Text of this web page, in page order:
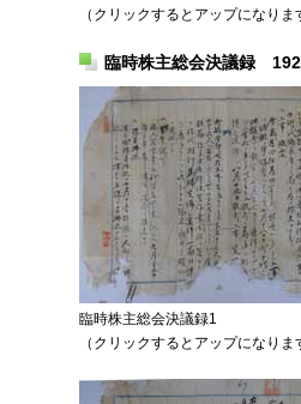
（クリックするとアップになりま
臨時株主総会決議録
臨時株主総会決議録1
（クリックするとアップになりま